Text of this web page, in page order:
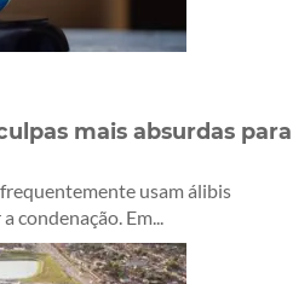
mais absurdas para
usam álibis
condenação. Em...